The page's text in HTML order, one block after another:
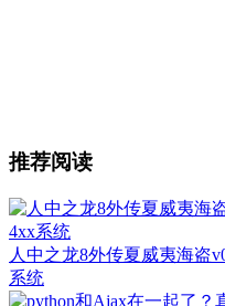
推荐阅读
人中之龙8外传夏威夷海盗
系统